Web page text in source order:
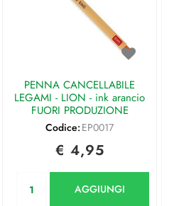
PENNA CANCELLABILE
LEGAMI - LION - ink arancio
FUORI PRODUZIONE
Codice: EP0017
€ 4,95
AGGIUNGI